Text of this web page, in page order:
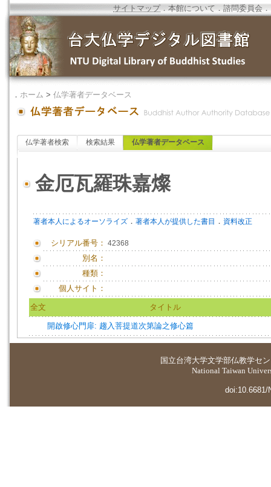
サイトマップ．本館について ．諮問委員会 ．
． ホーム > 仏学著者データベース
仏学著者検索 検索結果 仏学著者データベース
金厄瓦羅珠嘉燦
著者本人によるオーソライズ ． 著者本人が提供した書目 ． 資料改正
シリアル番号： 42368
別名：
種類：
個人サイト：
全文 タイトル
開啟修心門扉: 趨入菩提道次第論之修心篇
国立台湾大学文学部仏教学セ
National Taiwan
doi:10.6681/